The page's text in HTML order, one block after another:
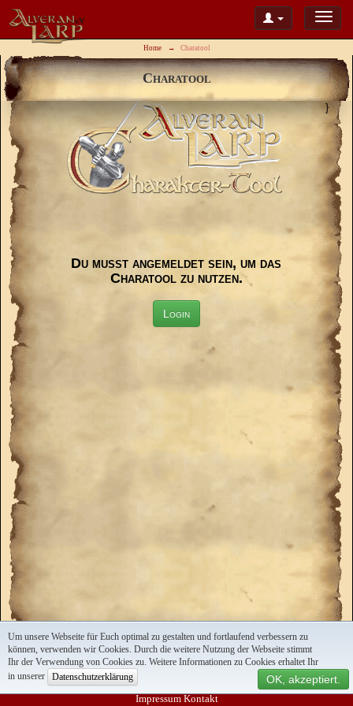
Um unsere Webseite für Euch optimal zu gestalten und fortlaufend verbessern zu
können, verwenden wir Cookies. Durch die weitere Nutzung der Webseite stimmt
Ihr der Verwendung von Cookies zu. Weitere Informationen zu Cookies erhaltet Ihr
in unserer
Datenschutzerklärung OK, akzeptiert.
Home Charatool
Charatool
Du musst angemeldet sein, um das
Charatool zu nutzen.
Login
}
Impressum Kontakt